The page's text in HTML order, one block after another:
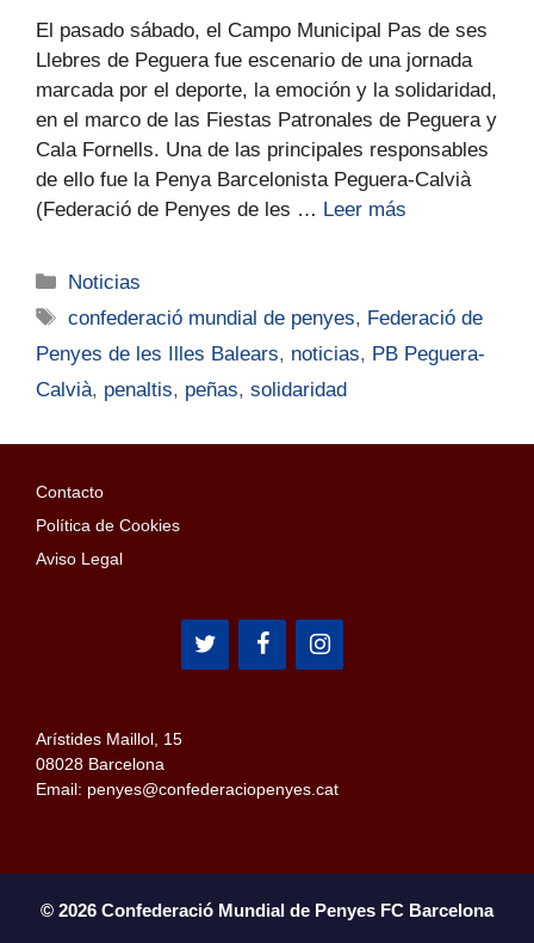
El pasado sábado, el Campo Municipal Pas de ses
Llebres de Peguera fue escenario de una jornada
marcada por el deporte, la emoción y la solidaridad,
en el marco de las Fiestas Patronales de Peguera y
Cala Fornells. Una de las principales responsables
de ello fue la Penya Barcelonista Peguera-Calvià
(Federació de Penyes de les … Leer más
Noticias
confederació mundial de penyes, Federació de
Penyes de les Illes Balears, noticias, PB Peguera-
Calvià, penaltis, peñas, solidaridad
Contacto
Política de Cookies
Aviso Legal
Arístides Maillol, 15
08028 Barcelona
Email: penyes@confederaciopenyes.cat
© 2026 Confederació Mundial de Penyes FC Barcelona